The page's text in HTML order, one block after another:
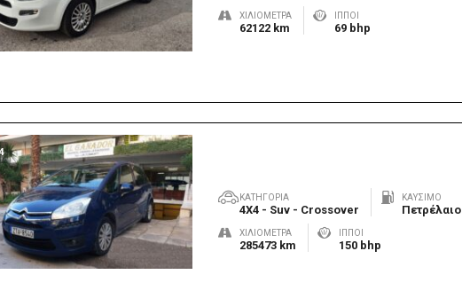
ΧΙΛΙΌΜΕΤΡΑ
62122 km
ΊΠΠΟΙ
69 bhp
ΚΑΤΗΓΟΡΊΑ
4X4 - Suv - Crossover
ΚΑΎΣΙΜΟ
Πετρέλαιο
ΧΙΛΙΌΜΕΤΡΑ
285473 km
ΊΠΠΟΙ
150 bhp